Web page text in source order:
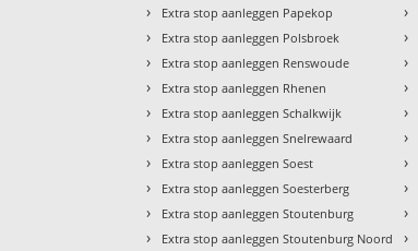
› Extra stop aanleggen Papekop
› Extra stop aanleggen Polsbroek
› Extra stop aanleggen Renswoude
› Extra stop aanleggen Rhenen
› Extra stop aanleggen Schalkwijk
› Extra stop aanleggen Snelrewaard
› Extra stop aanleggen Soest
› Extra stop aanleggen Soesterberg
› Extra stop aanleggen Stoutenburg
› Extra stop aanleggen Stoutenburg Noord
›
›
›
›
›
›
›
›
›
›